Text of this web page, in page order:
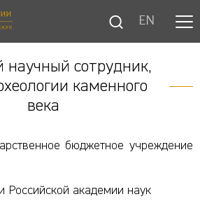
EN
сотрудник,
каменного
века
бюджетное учреждение
Российской академии наук